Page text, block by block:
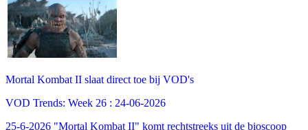
Mortal Kombat II slaat direct toe bij VOD's
VOD Trends: Week 26 : 24-06-2026
25-6-2026 "Mortal Kombat II" komt rechtstreeks uit de bioscoop